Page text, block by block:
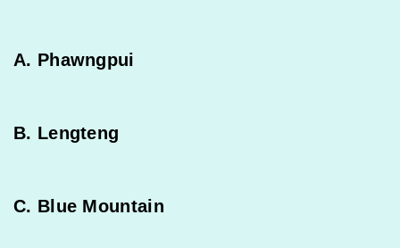
A. Phawngpui
B. Lengteng
C. Blue Mountain